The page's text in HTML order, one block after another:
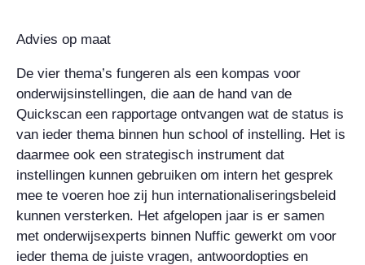
Advies op maat
De vier thema’s fungeren als een kompas voor
onderwijsinstellingen, die aan de hand van de
Quickscan een rapportage ontvangen wat de status is
van ieder thema binnen hun school of instelling. Het is
daarmee ook een strategisch instrument dat
instellingen kunnen gebruiken om intern het gesprek
mee te voeren hoe zij hun internationaliseringsbeleid
kunnen versterken. Het afgelopen jaar is er samen
met onderwijsexperts binnen Nuffic gewerkt om voor
ieder thema de juiste vragen, antwoordopties en